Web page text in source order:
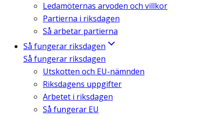
Ledamöternas arvoden och villkor
Partierna i riksdagen
Så arbetar partierna
Så fungerar riksdagen
Så fungerar riksdagen
Utskotten och EU-nämnden
Riksdagens uppgifter
Arbetet i riksdagen
Så fungerar EU